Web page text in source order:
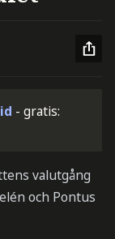
- gratis:
valutgång
och Pontus